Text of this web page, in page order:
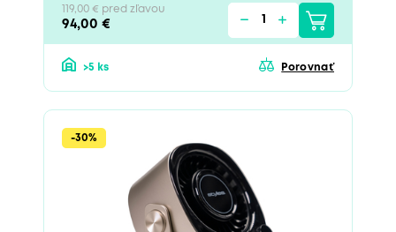
119,00 € pred zľavou
94,00 €
>5 ks Porovnať
-30%